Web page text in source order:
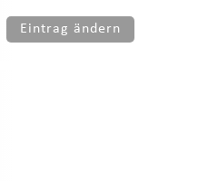
Eintrag ändern